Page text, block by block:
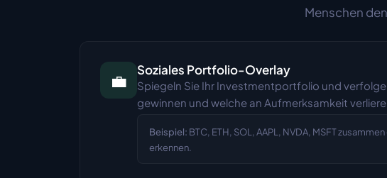
Menschen
💼 Soziales Portfolio-Overlay
Spiegeln Sie Ihr Investmentportfolio und
gewinnen und welche an Aufmerksamkeit
Beispiel: BTC, ETH, SOL, AAPL, NVDA, MSFT
erkennen.